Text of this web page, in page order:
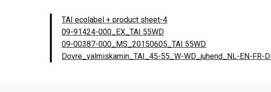
TAI ecolabel + product sheet-4
09-91424-000_EX_TAI 55WD
09-00387-000_MS_20150605_TAI 55WD
Dovre_valmiskamin_TAI_45-55_W-WD_juhend_NL-EN-FR-